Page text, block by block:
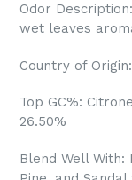
Odor
wet leaves
Country of
Top GC%:
26.50%
Blend Well With: